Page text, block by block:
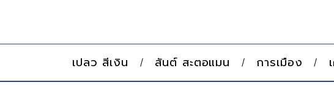
เปลว สีเงิน สันต์ สะตอแมน การเมือง